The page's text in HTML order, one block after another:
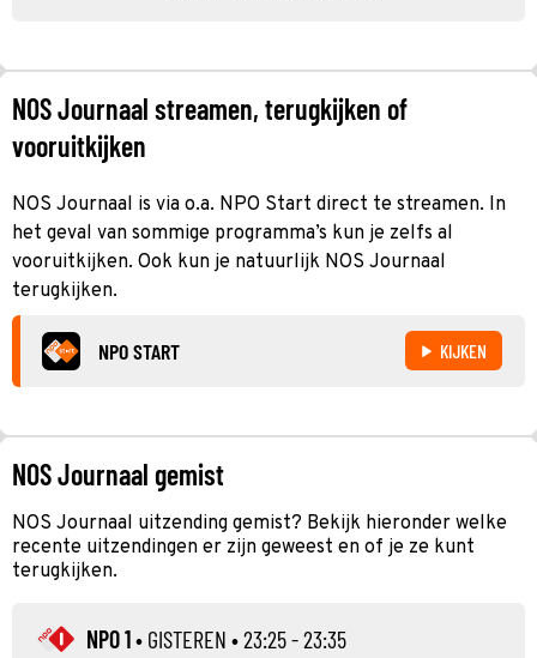
NOS Journaal streamen, terugkijken of
vooruitkijken
NOS Journaal is via o.a. NPO Start direct te streamen. In
het geval van sommige programma’s kun je zelfs al
vooruitkijken. Ook kun je natuurlijk NOS Journaal
terugkijken.
NPO START KIJKEN
NOS Journaal gemist
NOS Journaal uitzending gemist? Bekijk hieronder welke
recente uitzendingen er zijn geweest en of je ze kunt
terugkijken.
NPO 1• GISTEREN • 23:25 - 23:35